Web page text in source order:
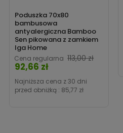
Poduszka 70x80
bambusowa
antyalergiczna Bamboo
Sen pikowana z zamkiem
Iga Home
Cena regularna 113,00 zł
92,66 zł
Najniższa cena z 30 dni
przed obniżką : 85,77 zł